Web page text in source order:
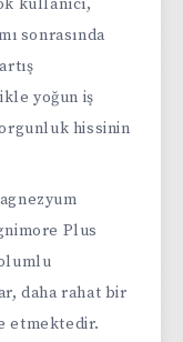
sonrasında
yoğun iş
hissinin
Plus
daha rahat bir
etmektedir.